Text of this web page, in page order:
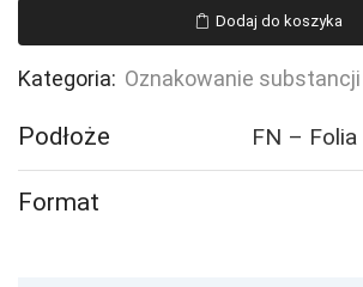
Substancja
bardzo
toksyczna
Dodaj do koszyka
Kategoria: Oznakowanie
Podłoże FN –
Format